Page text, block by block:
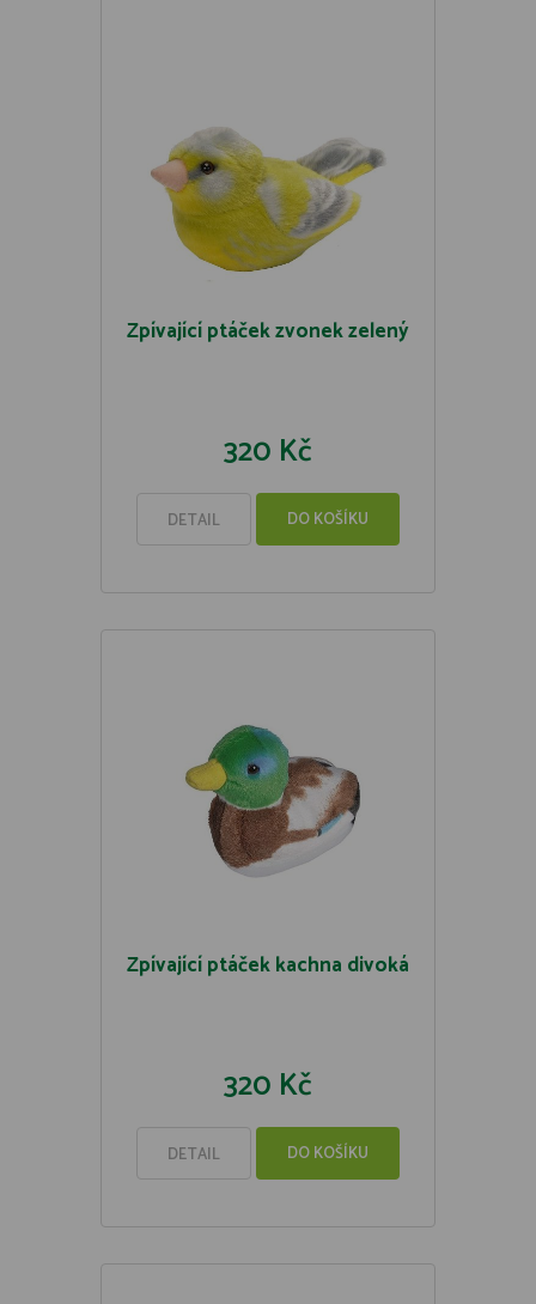
Zpívající ptáček zvonek zelený
320 Kč
DETAIL DO KOŠÍKU
Zpívající ptáček kachna divoká
320 Kč
DETAIL DO KOŠÍKU